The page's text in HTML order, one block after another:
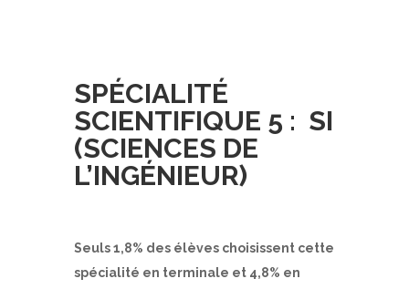
SPÉCIALITÉ
SCIENTIFIQUE 5 : SI
(SCIENCES DE
L’INGÉNIEUR)
Seuls 1,8% des élèves choisissent cette
spécialité en terminale et 4,8% en